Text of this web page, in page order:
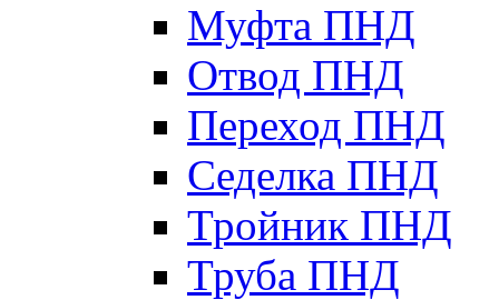
Муфта ПНД
Отвод ПНД
Переход ПНД
Седелка ПНД
Тройник ПНД
Труба ПНД